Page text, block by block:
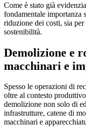
Come è stato già
fondamentale importanza
riduzione dei costi, sia
sostenibilità.
Demolizione e
macchinari e
Spesso le operazioni di
oltre al contesto
demolizione non solo di
infrastrutture, catene di
macchinari e